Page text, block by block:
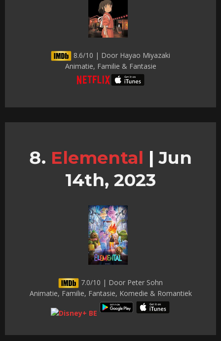
8.6/10 | Door Hayao Miyazaki
Animatie, Familie & Fantasie
Elemental | Jun
14th, 2023
7.0/10 | Door Peter Sohn
Animatie, Familie, Fantasie, Komedie & Romantiek